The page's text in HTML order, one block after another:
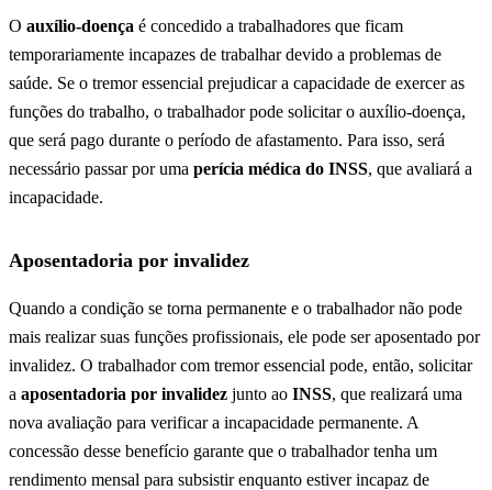
O auxílio-doença é concedido a trabalhadores que ficam
temporariamente incapazes de trabalhar devido a problemas de
saúde. Se o tremor essencial prejudicar a capacidade de exercer as
funções do trabalho, o trabalhador pode solicitar o auxílio-doença,
que será pago durante o período de afastamento. Para isso, será
necessário passar por uma perícia médica do INSS, que avaliará a
incapacidade.
Aposentadoria por invalidez
Quando a condição se torna permanente e o trabalhador não pode
mais realizar suas funções profissionais, ele pode ser aposentado por
invalidez. O trabalhador com tremor essencial pode, então, solicitar
a aposentadoria por invalidez junto ao INSS, que realizará uma
nova avaliação para verificar a incapacidade permanente. A
concessão desse benefício garante que o trabalhador tenha um
rendimento mensal para subsistir enquanto estiver incapaz de